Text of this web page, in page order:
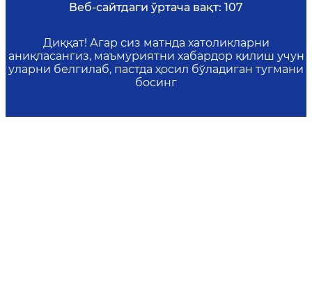
Веб-сайтдаги ўртача вақт: 107
Диққат! Агар сиз матнда хатоликларни
аниқласангиз, маъмуриятни хабардор қилиш учун
уларни белгилаб, пастда ҳосил бўладиган тугмани
босинг